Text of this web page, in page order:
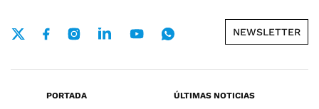
NEWSLETTER
PORTADA
ÚLTIMAS NOTICIAS